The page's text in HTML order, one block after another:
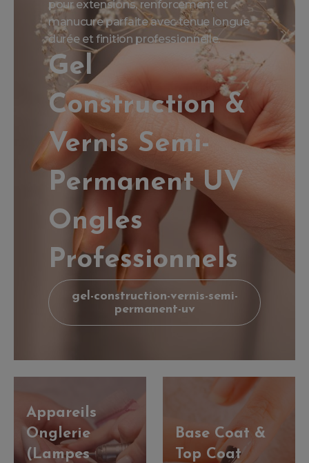
pour extensions, renforcement et
manucure parfaite avec tenue longue
durée et finition professionnelle.
Gel
Construction &
Vernis Semi-
Permanent UV
Ongles
Professionnels
gel-construction-vernis-semi-
permanent-uv
Appareils
Onglerie
(Lampes
Base Coat &
Top Coat